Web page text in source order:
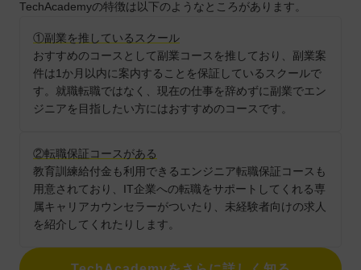
TechAcademyの特徴は以下のようなところがあります。
①副業を推しているスクール
おすすめのコースとして副業コースを推しており、副業案
件は1か月以内に案内することを保証しているスクールで
す。就職転職ではなく、現在の仕事を辞めずに副業でエン
ジニアを目指したい方にはおすすめのコースです。
②転職保証コースがある
教育訓練給付金も利用できるエンジニア転職保証コースも
用意されており、IT企業への転職をサポートしてくれる専
属キャリアカウンセラーがついたり、未経験者向けの求人
を紹介してくれたりします。